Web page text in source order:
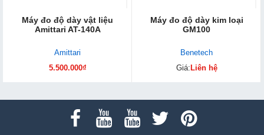
Máy đo độ dày vật liệu
Amittari AT-140A
Amittari
5.500.000₫
Máy đo độ dày kim loại
GM100
Benetech
Giá: Liên hệ